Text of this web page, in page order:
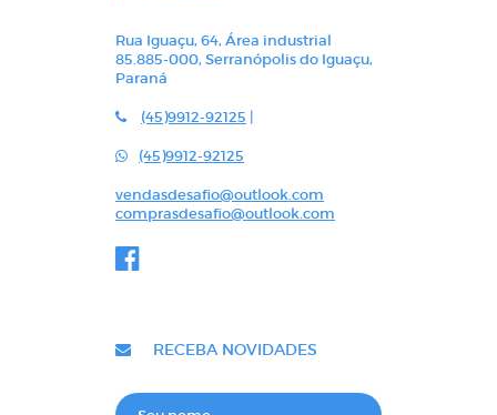
Rua Iguaçu, 64, Área industrial
85.885-000, Serranópolis do Iguaçu,
Paraná
(45)9912-92125 |
(45)9912-92125
vendasdesafio@outlook.com
comprasdesafio@outlook.com
RECEBA NOVIDADES